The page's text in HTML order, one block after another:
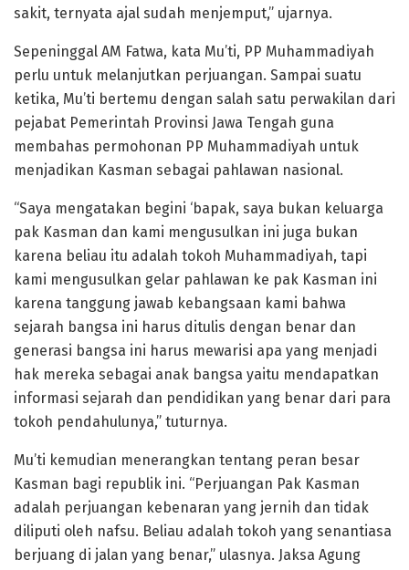
sakit, ternyata ajal sudah menjemput,” ujarnya.
Sepeninggal AM Fatwa, kata Mu’ti, PP Muhammadiyah
perlu untuk melanjutkan perjuangan. Sampai suatu
ketika, Mu’ti bertemu dengan salah satu perwakilan dari
pejabat Pemerintah Provinsi Jawa Tengah guna
membahas permohonan PP Muhammadiyah untuk
menjadikan Kasman sebagai pahlawan nasional.
“Saya mengatakan begini ‘bapak, saya bukan keluarga
pak Kasman dan kami mengusulkan ini juga bukan
karena beliau itu adalah tokoh Muhammadiyah, tapi
kami mengusulkan gelar pahlawan ke pak Kasman ini
karena tanggung jawab kebangsaan kami bahwa
sejarah bangsa ini harus ditulis dengan benar dan
generasi bangsa ini harus mewarisi apa yang menjadi
hak mereka sebagai anak bangsa yaitu mendapatkan
informasi sejarah dan pendidikan yang benar dari para
tokoh pendahulunya,” tuturnya.
Mu’ti kemudian menerangkan tentang peran besar
Kasman bagi republik ini. “Perjuangan Pak Kasman
adalah perjuangan kebenaran yang jernih dan tidak
diliputi oleh nafsu. Beliau adalah tokoh yang senantiasa
berjuang di jalan yang benar,” ulasnya. Jaksa Agung